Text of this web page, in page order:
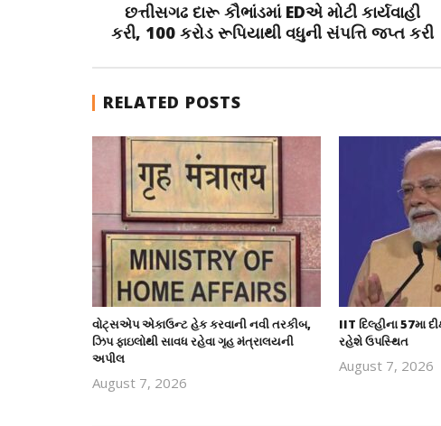
છત્તીસગઢ દારૂ કૌભાંડમાં EDએ મોટી કાર્યવાહી
કરી, 100 કરોડ રૂપિયાથી વધુની સંપત્તિ જપ્ત કરી
RELATED POSTS
વોટ્સએપ એકાઉન્ટ હેક કરવાની નવી તરકીબ,
ઝિપ ફાઇલોથી સાવધ રહેવા ગૃહ મંત્રાલયની
અપીલ
August 7, 2026
IIT દિલ્હીના 57મા
રહેશે ઉપસ્થિત
August 7, 2026